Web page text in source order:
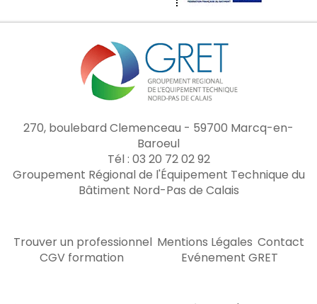
270, boulebard Clemenceau - 59700 Marcq-en-
Baroeul
Tél : 03 20 72 02 92
Groupement Régional de l'Équipement Technique du
Bâtiment Nord-Pas de Calais
Trouver un professionnel Mentions Légales Contact
CGV formation
Evénement GRET